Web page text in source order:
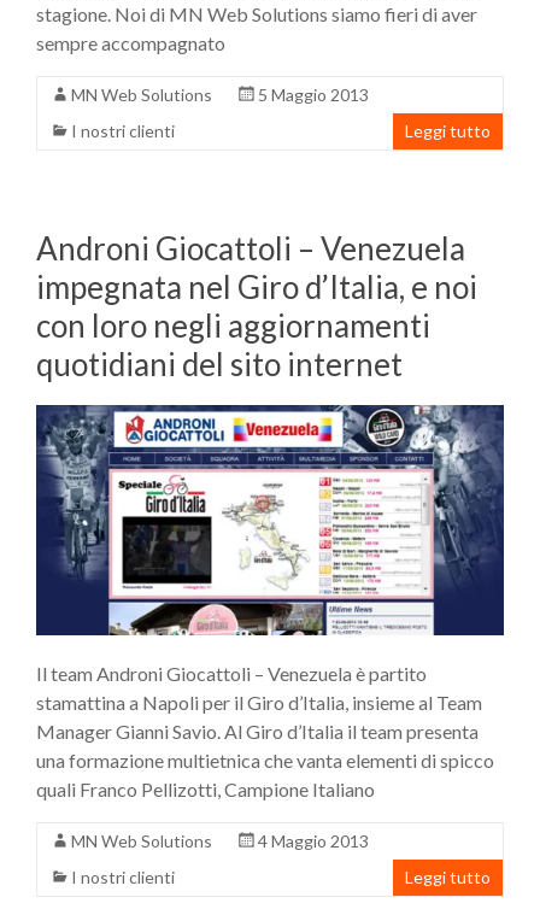
stagione. Noi di MN Web Solutions siamo fieri di aver
sempre accompagnato
MN Web Solutions
5 Maggio 2013
I nostri clienti
Leggi tutto
Androni Giocattoli – Venezuela
impegnata nel Giro d’Italia, e noi
con loro negli aggiornamenti
quotidiani del sito internet
Il team Androni Giocattoli – Venezuela è partito
stamattina a Napoli per il Giro d’Italia, insieme al Team
Manager Gianni Savio. Al Giro d’Italia il team presenta
una formazione multietnica che vanta elementi di spicco
quali Franco Pellizotti, Campione Italiano
MN Web Solutions
4 Maggio 2013
I nostri clienti
Leggi tutto